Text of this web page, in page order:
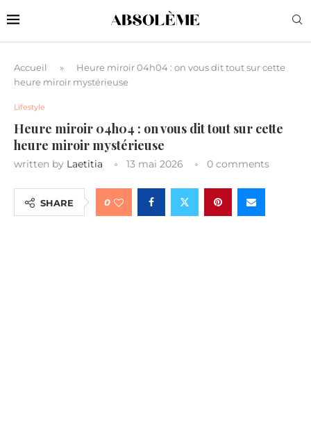
Accueil »
Heure miroir 04h04 : on vous dit tout sur cette
heure miroir mystérieuse
Lifestyle
Heure miroir 04h04 : on vous dit tout sur cette
heure miroir mystérieuse
written by Laetitia 13 mai 2026 0 comments
SHARE 0